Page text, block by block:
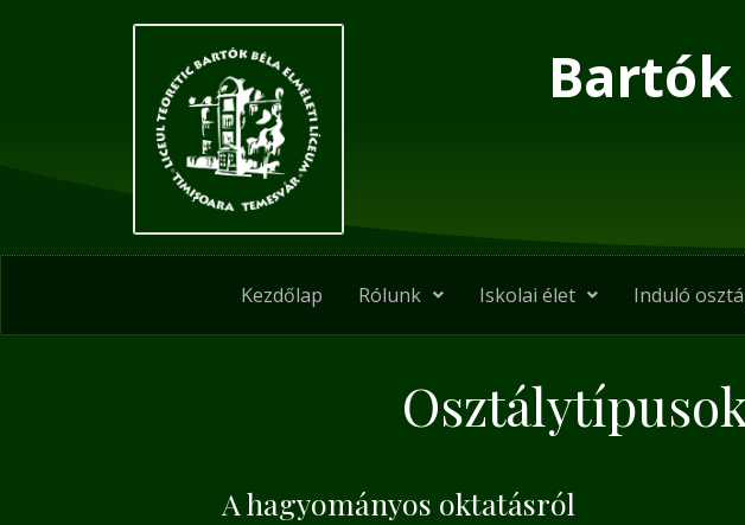
Kezdőlap Rólunk Iskolai élet Induló
A hagyományos oktatásról